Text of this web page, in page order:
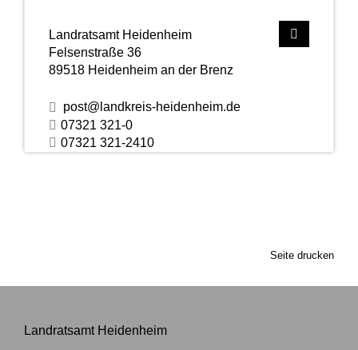
Landratsamt Heidenheim
Felsenstraße 36
89518 Heidenheim an der Brenz
post@landkreis-heidenheim.de
07321 321-0
07321 321-2410
Seite drucken
Landratsamt Heidenheim